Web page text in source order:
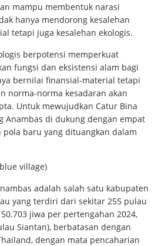
mampu membentuk narasi
hanya mendorong kesalehan
tetapi juga kesalehan ekologis.
berpotensi memperkuat
fungsi dan eksistensi alam bagi
bernilai finansial-material tetapi
norma-norma kesadaran akan
Untuk mewujudkan Catur Bina
Anambas di dukung dengan empat
baru yang dituangkan dalam
village)
adalah salah satu kabupaten
yang terdiri dari sekitar 255 pulau
jiwa per pertengahan 2024,
Siantan), berbatasan dengan
dengan mata pencaharian